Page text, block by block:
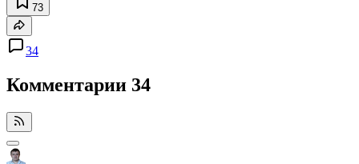
73
34
Комментарии 34